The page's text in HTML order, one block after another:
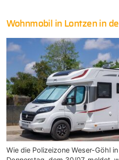
Wohnmobil in Lontzen in
Wie die Polizeizone Weser-Göhl